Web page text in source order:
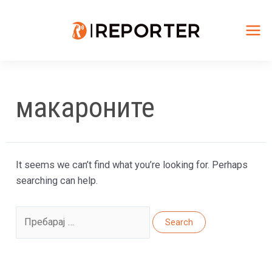
макароните
It seems we can’t find what you’re looking for. Perhaps
searching can help.